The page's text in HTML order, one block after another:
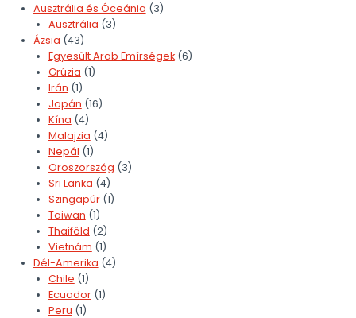
Ausztrália és Óceánia (3)
Ausztrália (3)
Ázsia (43)
Egyesült Arab Emírségek(6)
Grúzia (1)
Irán (1)
Japán (16)
Kína (4)
Malajzia (4)
Nepál (1)
Oroszország (3)
Sri Lanka (4)
Szingapúr(1)
Taiwan (1)
Thaiföld (2)
Vietnám (1)
Dél-Amerika (4)
Chile (1)
Ecuador(1)
Peru (1)